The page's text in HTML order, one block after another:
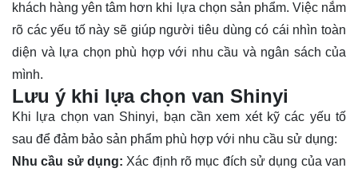
khách hàng yên tâm hơn khi lựa chọn sản phẩm. Việc nắm
rõ các yếu tố này sẽ giúp người tiêu dùng có cái nhìn toàn
diện và lựa chọn phù hợp với nhu cầu và ngân sách của
mình.
Lưu ý khi lựa chọn van Shinyi
Khi lựa chọn van Shinyi, bạn cần xem xét kỹ các yếu tố
sau để đảm bảo sản phẩm phù hợp với nhu cầu sử dụng:
Nhu cầu sử dụng: Xác định rõ mục đích sử dụng của van